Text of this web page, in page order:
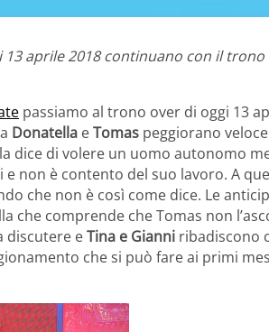
aprile 2018 continuano con il trono
passiamo al trono over di oggi 13
Donatella eTomas peggiorano
dice di volere un uomo autonomo
non è contento del suo lavoro. A
che non è così come dice. Le
che comprende che Tomas non
discutere eTina e Gianni ribadiscono
che si può fare ai primi